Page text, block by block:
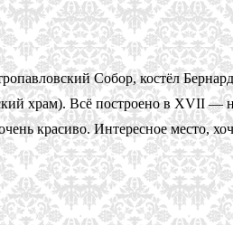
Собор, костёл
храм). Всё построено в XVII —
красиво. Интересное место,